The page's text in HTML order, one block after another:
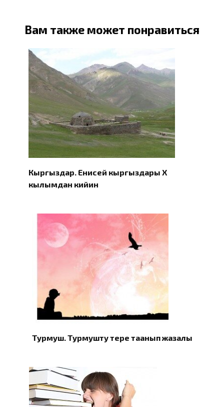
Вам также может понравиться
Кыргыздар. Eнисей кыргыздары X
кылымдан кийин
Турмуш. Турмушту терең таанып жазалы